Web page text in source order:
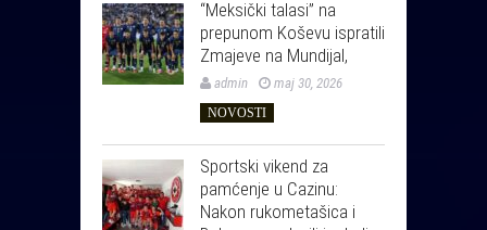
“Meksički talasi” na
prepunom Koševu ispratili
Zmajeve na Mundijal,
admin maj 30, 2026
NOVOSTI
Sportski vikend za
pamćenje u Cazinu:
Nakon rukometašica i